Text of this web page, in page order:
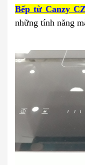
Bếp từ Canzy
những tính năng